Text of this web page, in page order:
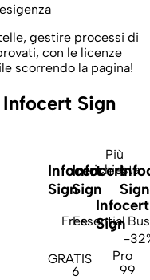
gestire processi di
con le licenze
scorrendo la pagina!
Sign
Infocert
Sign
Free
GRATIS
Infocert
Sign
Essential
6
Più
richiesta
Infocert
Sign
Pro
Sign
-
99